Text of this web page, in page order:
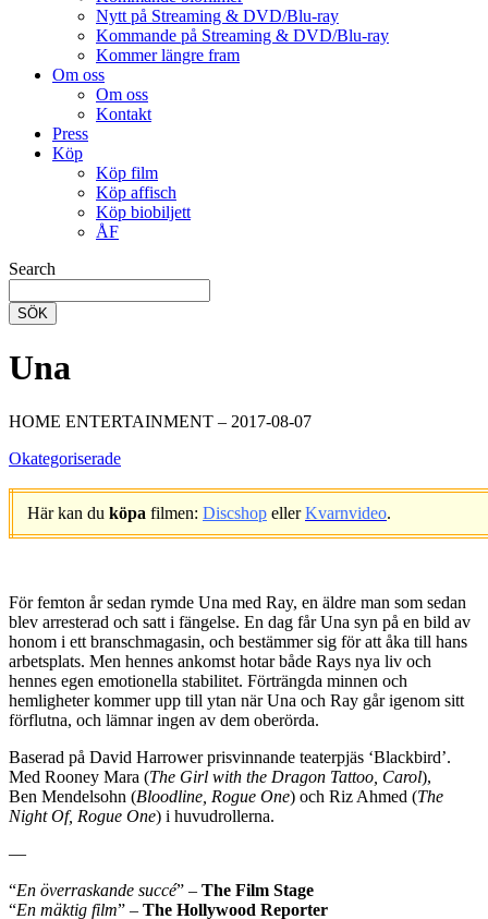
Nytt på Streaming & DVD/Blu-ray
Kommande på Streaming & DVD/Blu-ray
Kommer längre fram
Om oss
Om oss
Kontakt
Press
Köp
Köp film
Köp affisch
Köp biobiljett
ÅF
Search
SÖK
Una
HOME ENTERTAINMENT – 2017-08-07
Okategoriserade
Här kan du köpa filmen: Discshop ellerKvarnvideo.
För femton år sedan rymde Una med Ray, en äldre man som sedan
blev arresterad och satt i fängelse. En dag får Una syn på en bild av
honom i ett branschmagasin, och bestämmer sig för att åka till hans
arbetsplats. Men hennes ankomst hotar både Rays nya liv och
hennes egen emotionella stabilitet. Förträngda minnen och
hemligheter kommer upp till ytan när Una och Ray går igenom sitt
förflutna, och lämnar ingen av dem oberörda.
Baserad på David Harrower prisvinnande teaterpjäs ‘Blackbird’.
Med Rooney Mara (The Girl with the Dragon Tattoo, Carol),
Ben Mendelsohn (Bloodline, Rogue One) och Riz Ahmed (The
Night Of, Rogue One) i huvudrollerna.
—
“En överraskande succé” – The Film Stage
“En mäktig film” – The Hollywood Reporter